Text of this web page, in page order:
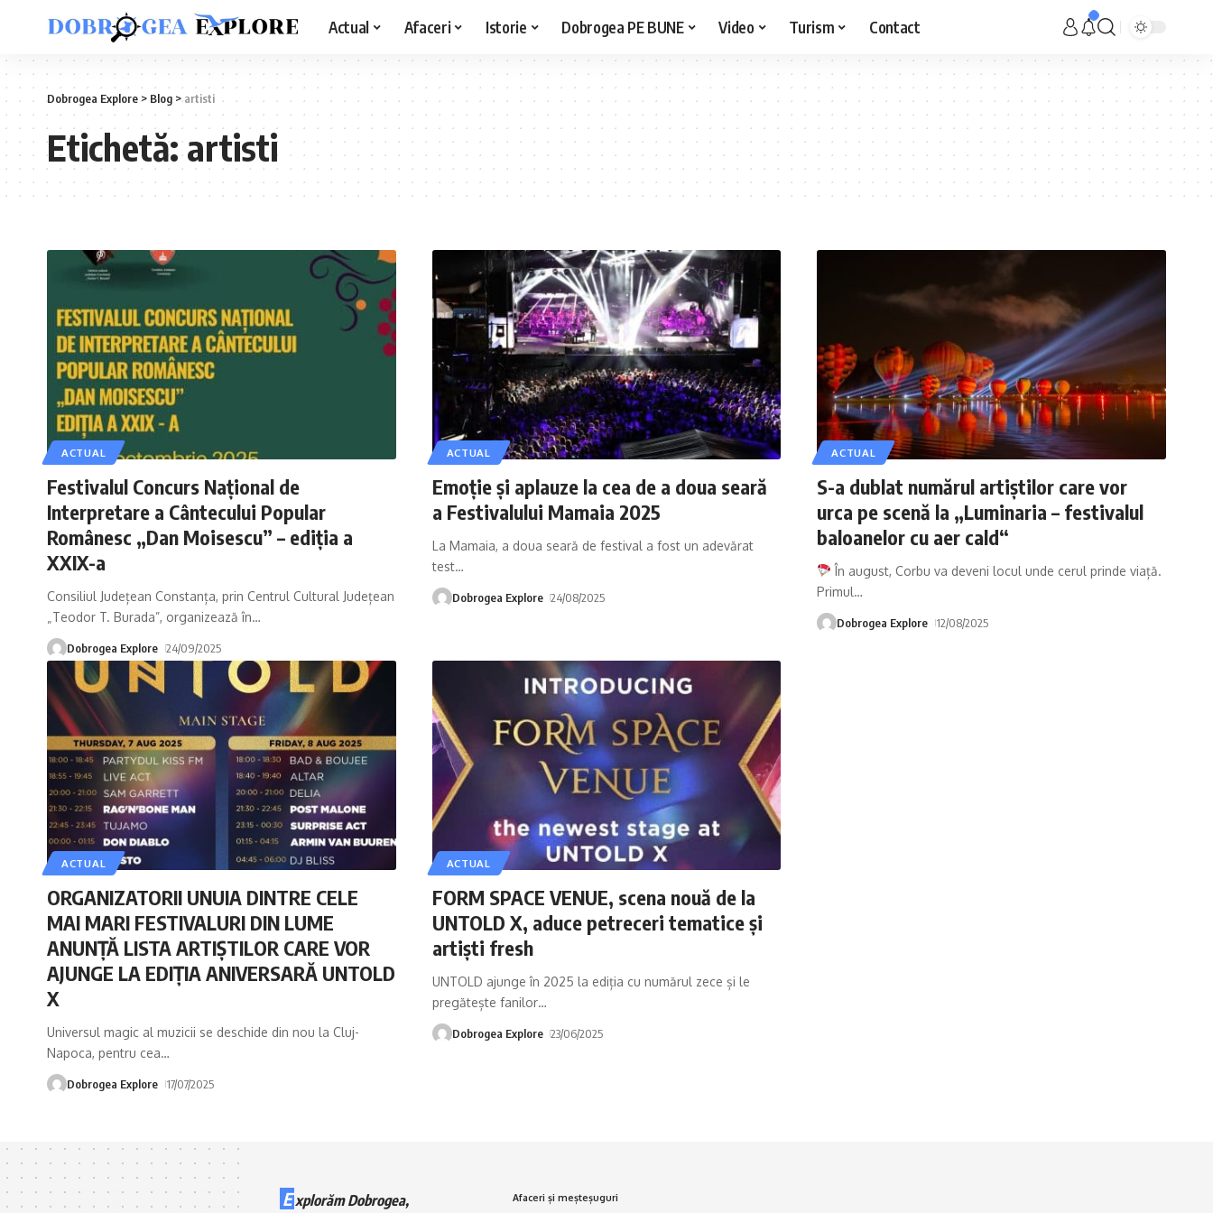
Actual Afaceri Istorie Dobrogea PE BUNE Video Turism Contact
Dobrogea Explore> Blog >artisti
Etichetă:artisti
ACTUAL
Festivalul Concurs Național de
Interpretare a Cântecului Popular
Românesc „Dan Moisescu” – ediția a
XXIX-a
Consiliul Județean Constanța, prin Centrul Cultural Județean
„Teodor T. Burada”, organizează în…
Dobrogea Explore 24/09/2025
ACTUAL
Emoție și aplauze la cea de a doua seară
a Festivalului Mamaia 2025
La Mamaia, a doua seară de festival a fost un adevărat
test…
Dobrogea Explore 24/08/2025
ACTUAL
S-a dublat numărul artiștilor care vor
urca pe scenă la „Luminaria – festivalul
baloanelor cu aer cald“
În august, Corbu va deveni locul unde cerul prinde viață.
Primul…
Dobrogea Explore 12/08/2025
ACTUAL
ORGANIZATORII UNUIA DINTRE CELE
MAI MARI FESTIVALURI DIN LUME
ANUNȚĂ LISTA ARTIȘTILOR CARE VOR
AJUNGE LA EDIȚIA ANIVERSARĂ UNTOLD
X
Universul magic al muzicii se deschide din nou la Cluj-
Napoca, pentru cea…
Dobrogea Explore 17/07/2025
ACTUAL
FORM SPACE VENUE, scena nouă de la
UNTOLD X, aduce petreceri tematice și
artiști fresh
UNTOLD ajunge în 2025 la ediția cu numărul zece și le
pregătește fanilor…
Dobrogea Explore 23/06/2025
E xplorăm Dobrogea,
Afaceri și meșteșuguri